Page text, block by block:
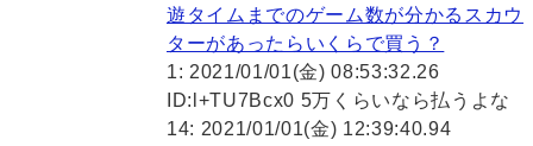
遊タイムまでのゲーム数が分かるスカウ
ターがあったらいくらで買う？
1: 2021/01/01(金) 08:53:32.26
ID:l+TU7Bcx0 5万くらいなら払うよな
14: 2021/01/01(金) 12:39:40.94